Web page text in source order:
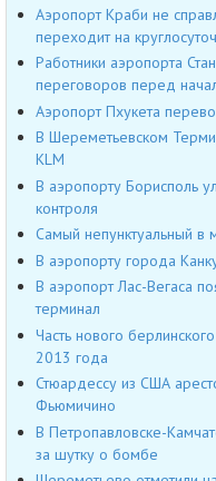
Аэропорт Краби не
переходит на
Работники аэропорта
переговоров перед
Аэропорт Пхукета
В Шереметьевском
KLM
В аэропорту Борисполь
контроля
Cамый непунктуальный в
В аэропорту города
В аэропорт Лас-Вегаса
терминал
Часть нового
2013 года
Стюардессу из США
Фьюмичино
В Петропавловске-
за шутку о бомбе